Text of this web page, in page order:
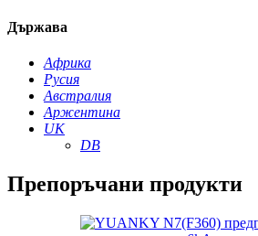
Държава
Африка
Русия
Австралия
Аржентина
UK
DB
Препоръчани продукти